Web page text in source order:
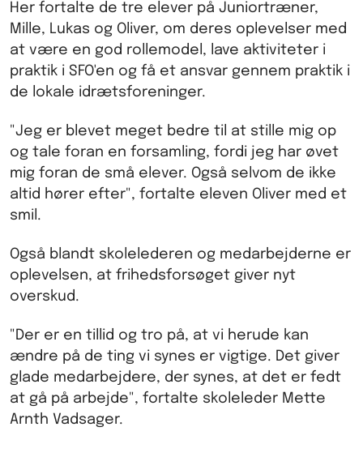
Her fortalte de tre elever på Juniortræner,
Mille, Lukas og Oliver, om deres oplevelser med
at være en god rollemodel, lave aktiviteter i
praktik i SFO'en og få et ansvar gennem praktik i
de lokale idrætsforeninger.
"Jeg er blevet meget bedre til at stille mig op
og tale foran en forsamling, fordi jeg har øvet
mig foran de små elever. Også selvom de ikke
altid hører efter", fortalte eleven Oliver med et
smil.
Også blandt skolelederen og medarbejderne er
oplevelsen, at frihedsforsøget giver nyt
overskud.
"Der er en tillid og tro på, at vi herude kan
ændre på de ting vi synes er vigtige. Det giver
glade medarbejdere, der synes, at det er fedt
at gå på arbejde", fortalte skoleleder Mette
Arnth Vadsager.